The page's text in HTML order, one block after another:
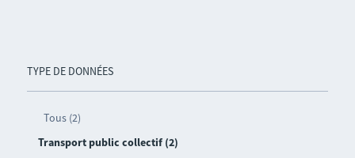
TYPE DE DONNÉES
Tous (2)
Transport public collectif (2)